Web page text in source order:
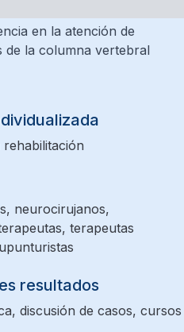
en la atención de
de la columna vertebral
rehabilitación
neurocirujanos,
terapeutas
resultados
discusión de casos, cursos